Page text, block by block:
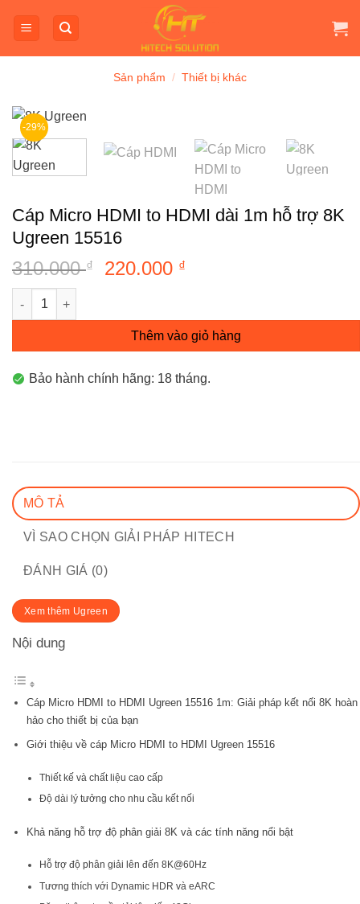
qua
Sản phẩm / Thiết bị khác
-29%
Cáp Micro HDMI to HDMI dài 1m hỗ trợ 8K
Ugreen 15516
310.000₫
Giá
310.000 ₫.
220.000 ₫
là:
220.000 ₫.
Cáp Micro HDMI to HDMI dài 1m hỗ trợ 8K Ugreen 15516 số
Thêm vào giỏ hàng
Bảo hành chính hãng: 18 tháng.
MÔ TẢ
VÌ SAO CHỌN GIẢI PHÁP HITECH
ĐÁNH GIÁ (0)
Xem thêm Ugreen
Nội dung
Cáp Micro HDMI to HDMI Ugreen 15516 1m: Giải pháp kết nối 8K hoàn
hảo cho thiết bị của bạn
Giới thiệu về cáp Micro HDMI to HDMI Ugreen 15516
Thiết kế và chất liệu cao cấp
Độ dài lý tưởng cho nhu cầu kết nối
Khả năng hỗ trợ độ phân giải 8K và các tính năng nổi bật
Hỗ trợ độ phân giải lên đến 8K@60Hz
Tương thích với Dynamic HDR và eARC